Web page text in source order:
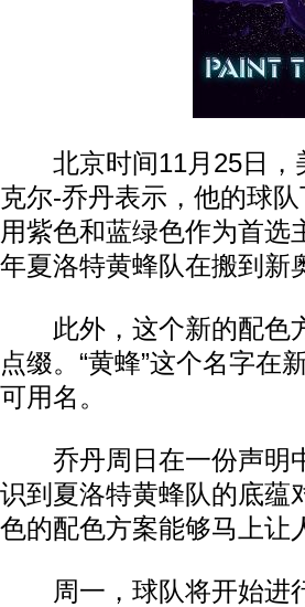
北京时间11月25日，
克尔-乔丹表示，他的球
用紫色和蓝绿色作为首选
年夏洛特黄蜂队在搬到新
此外，这个新的配色
点缀。“黄蜂”这个名字在
可用名。
乔丹周日在一份声明中
识到夏洛特黄蜂队的底蕴
色的配色方案能够马上让
周一，球队将开始进行